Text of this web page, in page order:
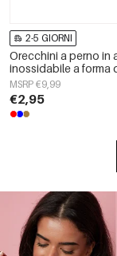
2-5 GIORNI
Orecchini a perno in
inossidabile a forma
semplici, della serie
Simple, gioielli da
MSRP €9,99
€2,95